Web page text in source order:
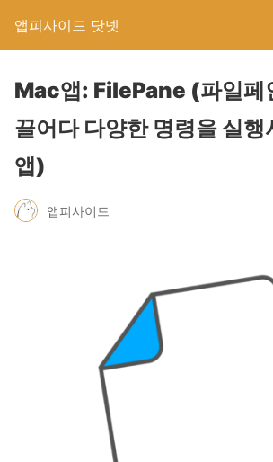
앱피사이드 닷넷
Mac앱: FilePane (파일페
끌어다 다양한 명령을 실행
앱)
앱피사이드